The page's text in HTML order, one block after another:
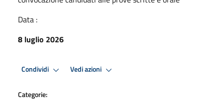
Data :
8 luglio 2026
Condividi Vedi azioni
Categorie: